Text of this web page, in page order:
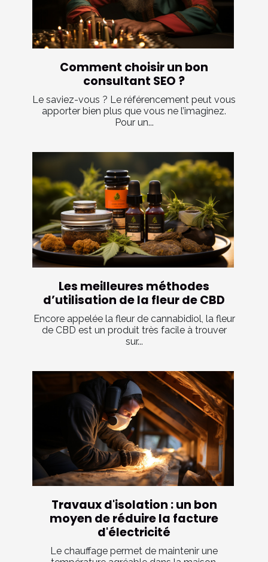
Comment choisir un bon
consultant SEO ?
Le saviez-vous ? Le référencement peut vous
apporter bien plus que vous ne l’imaginez.
Pour un...
Les meilleures méthodes
d’utilisation de la fleur de CBD
Encore appelée la fleur de cannabidiol, la fleur
de CBD est un produit très facile à trouver
sur...
Travaux d'isolation : un bon
moyen de réduire la facture
d'électricité
Le chauffage permet de maintenir une